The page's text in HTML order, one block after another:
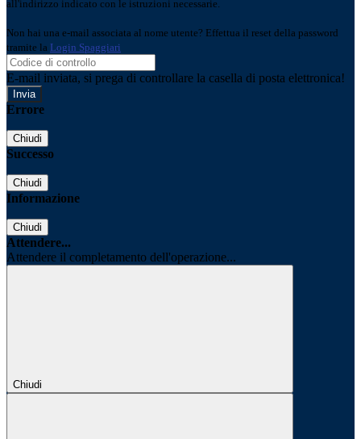
all'indirizzo indicato con le istruzioni necessarie.
Non hai una e-mail associata al nome utente? Effettua il reset della password
tramite la Login Spaggiari
E-mail inviata, si prega di controllare la casella di posta elettronica!
Errore
Chiudi
Successo
Chiudi
Informazione
Chiudi
Attendere...
Attendere il completamento dell'operazione...
Chiudi